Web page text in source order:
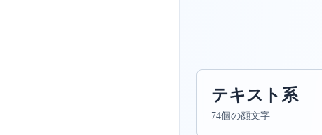
テキスト系
74個の顔文字